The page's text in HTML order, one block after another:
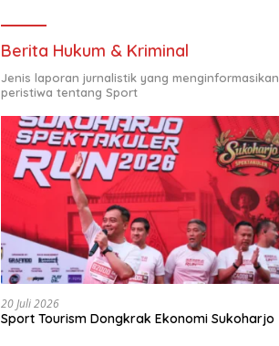
Berita Hukum & Kriminal
Jenis laporan jurnalistik yang menginformasikan
peristiwa tentang Sport
20 Juli 2026
Sport Tourism Dongkrak Ekonomi Sukoharjo